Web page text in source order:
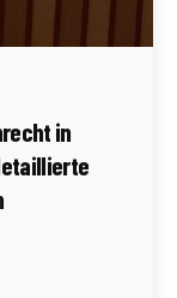
(AT)
in